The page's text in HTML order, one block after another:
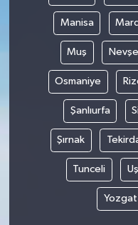
Manisa
Muş
Osmaniye
Şanlıurfa
Şırnak
Tunceli
Yozgat